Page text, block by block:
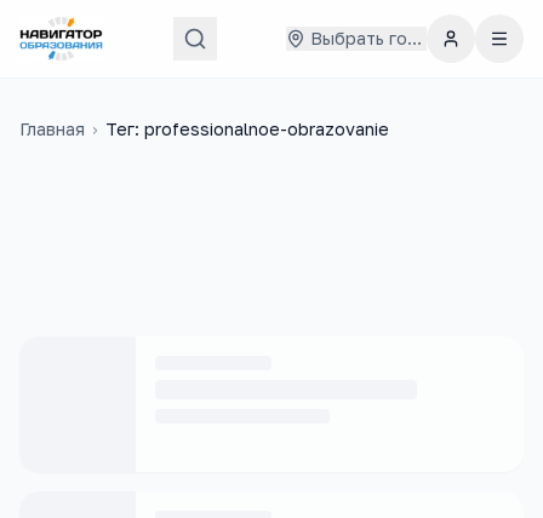
Выбрать город
Главная › Тег: professionalnoe-obrazovanie